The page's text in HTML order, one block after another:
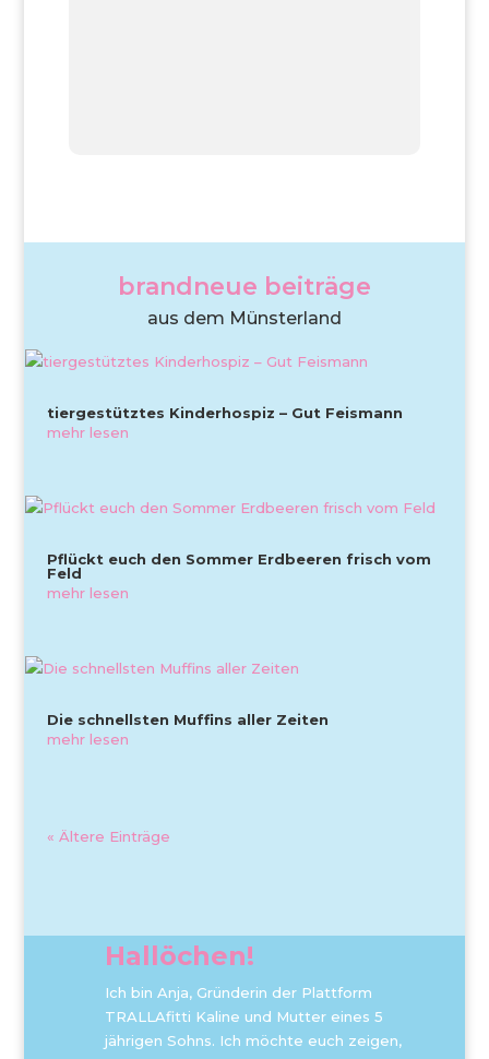
brandneue beiträge
aus dem Münsterland
tiergestütztes Kinderhospiz – Gut Feismann
mehr lesen
Pflückt euch den Sommer Erdbeeren frisch vom
Feld
mehr lesen
Die schnellsten Muffins aller Zeiten
mehr lesen
« Ältere Einträge
Hallöchen!
Ich bin Anja, Gründerin der Plattform
TRALLAfitti Kaline und Mutter eines 5
jährigen Sohns. Ich möchte euch zeigen,